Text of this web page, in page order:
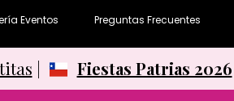
Eventos Preguntas Frecuentes
Fiestas Patrias 2026